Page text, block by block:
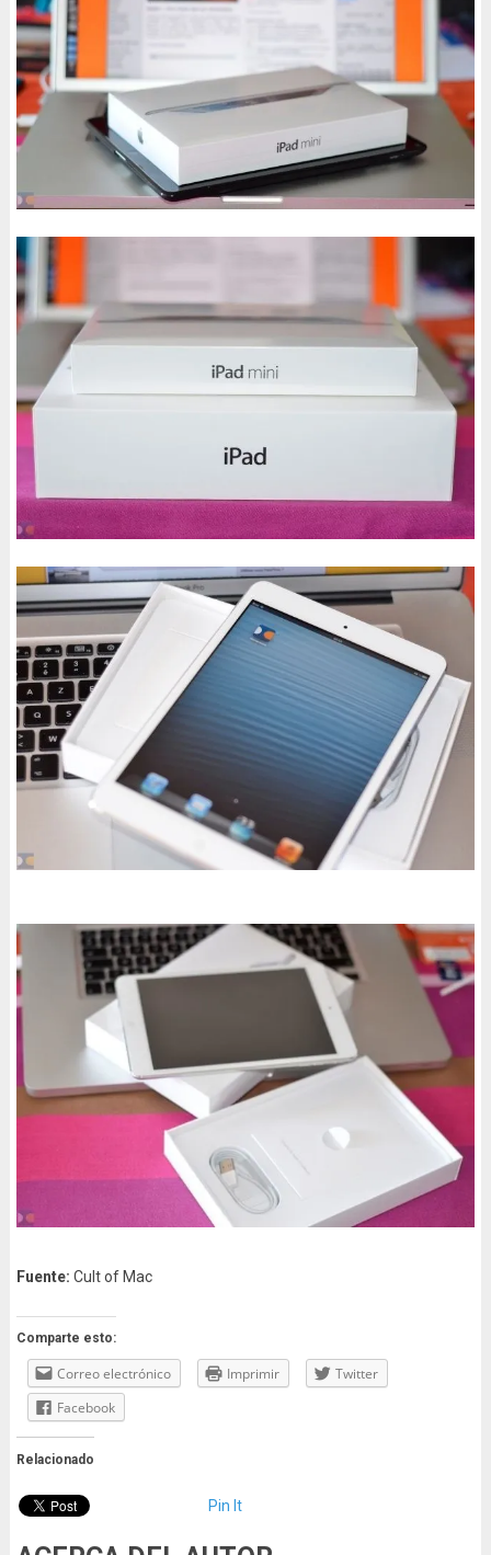
Fuente: Cult of Mac
Comparte esto:
Correo electrónico Imprimir
Twitter
Facebook
Relacionado
Pin It